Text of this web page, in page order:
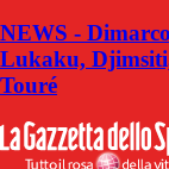
NEWS -
Lukaku,
Touré